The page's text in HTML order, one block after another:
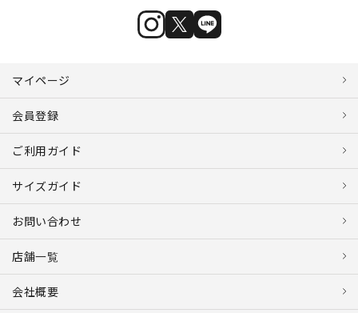
マイページ
会員登録
ご利用ガイド
サイズガイド
お問い合わせ
店舗一覧
会社概要